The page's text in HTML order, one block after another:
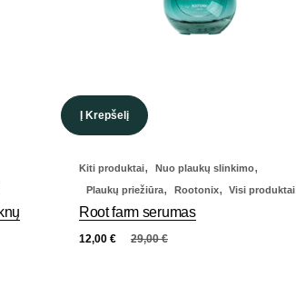
Į Krepšelį
Kiti produktai, Nuo plaukų slinkimo,
Plaukų priežiūra, Rootonix, Visi produktai
Root farm serumas
29,00€
12,00 €